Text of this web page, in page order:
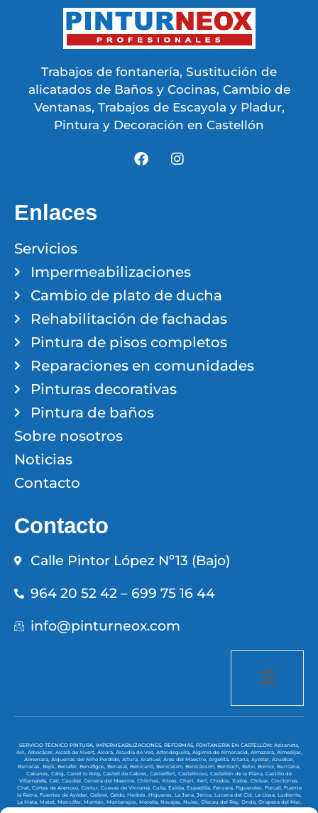
Trabajos de fontanería, Sustitución de
alicatados de Baños y Cocinas, Cambio de
Ventanas, Trabajos de Escayola y Pladur,
Pintura y Decoración en Castellón
Enlaces
Servicios
Impermeabilizaciones
Cambio de plato de ducha
Rehabilitación de fachadas
Pintura de pisos completos
Reparaciones en comunidades
Pinturas decorativas
Pintura de baños
Sobre nosotros
Noticias
Contacto
Contacto
Calle Pintor López Nº13 (Bajo)
964 20 52 42 – 699 75 16 44
info@pinturneox.com
SERVICIO TÉCNICO PINTURA, IMPERMEABILIZACIONES, REFORMAS, FONTANERÍA EN CASTELLÓN: Adzaneta,
Aín, Albocácer, Alcalà de Xivert, Alcora, Alcudia de Veo, Alfondeguilla, Algimia de Almonacid, Almazora, Almedíjar,
Almenara, Alquerías del Niño Perdido, Altura, Arañuel, Ares del Maestre, Argelita, Artana, Ayódar, Azuébar,
Barracas, Bejís, Benafer, Benafigos, Benasal, Benicarló, Benicasim, Benicàssim, Benlloch, Betxí, Borriol, Burriana,
Cabanes, Cálig, Canet lo Roig, Castell de Cabres, Castellfort, Castellnovo, Castellón de la Plana, Castillo de
Villamalefa, Catí, Caudiel, Cervera del Maestre, Chilches, Xilxes, Chert, Xert, Chodos, Xodos, Chóvar, Cinctorres,
Cirat, Cortes de Arenoso, Costur, Cuevas de Vinromá, Culla, Eslida, Espadilla, Fanzara, Figueroles, Forcall, Fuente
la Reina, Fuentes de Ayódar, Gaibiel, Geldo, Herbés, Higueras, La Jana, Jérica, Lucena del Cid, La Llosa, Ludiente,
La Mata, Matet, Moncófar, Montán, Montanejos, Morella, Navajas, Nules, Olocau del Rey, Onda, Oropesa del Mar,
Palanques,Pavías,Peñíscola,Pina de Montalgrao,Portell de Morella,Puebla de Arenoso,Puebla de Benifasar,